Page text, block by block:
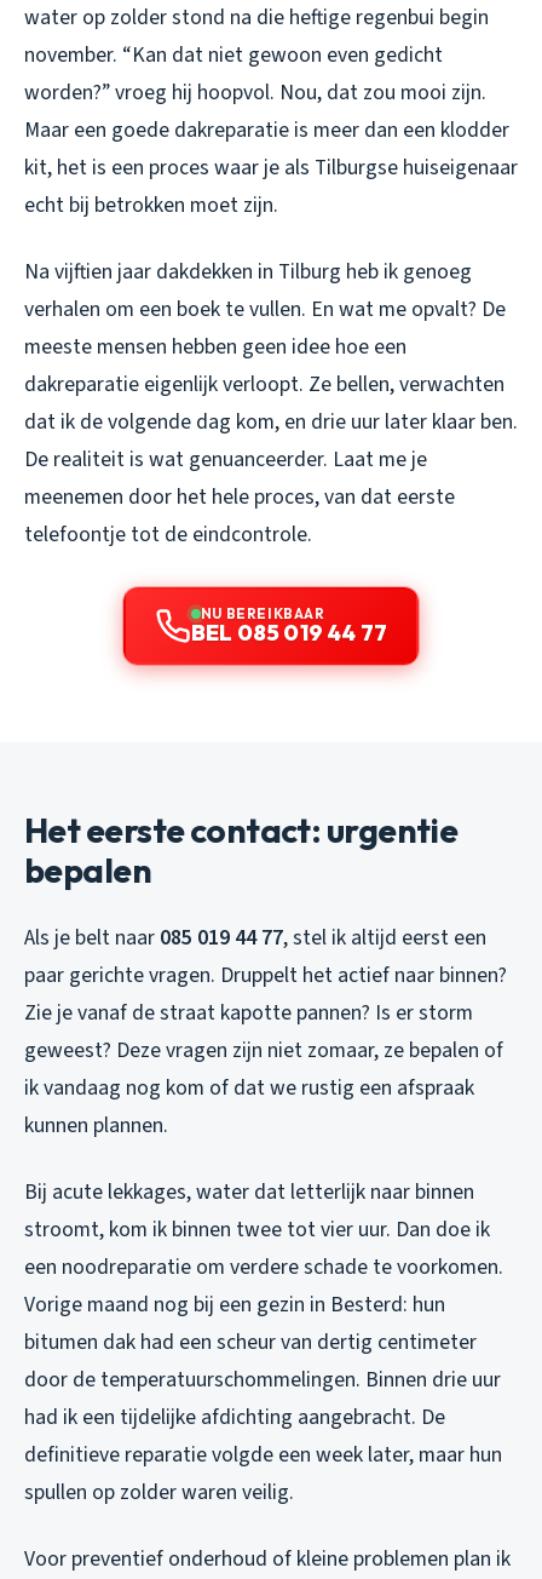
water op zolder stond na die heftige regenbui begin
november. “Kan dat niet gewoon even gedicht
worden?” vroeg hij hoopvol. Nou, dat zou mooi zijn.
Maar een goede dakreparatie is meer dan een klodder
kit, het is een proces waar je als Tilburgse huiseigenaar
echt bij betrokken moet zijn.
Na vijftien jaar dakdekken in Tilburg heb ik genoeg
verhalen om een boek te vullen. En wat me opvalt? De
meeste mensen hebben geen idee hoe een
dakreparatie eigenlijk verloopt. Ze bellen, verwachten
dat ik de volgende dag kom, en drie uur later klaar ben.
De realiteit is wat genuanceerder. Laat me je
meenemen door het hele proces, van dat eerste
telefoontje tot de eindcontrole.
NU BEREIKBAAR
BEL 085 019 44 77
Het eerste contact: urgentie
bepalen
Als je belt naar 085 019 44 77, stel ik altijd eerst een
paar gerichte vragen. Druppelt het actief naar binnen?
Zie je vanaf de straat kapotte pannen? Is er storm
geweest? Deze vragen zijn niet zomaar, ze bepalen of
ik vandaag nog kom of dat we rustig een afspraak
kunnen plannen.
Bij acute lekkages, water dat letterlijk naar binnen
stroomt, kom ik binnen twee tot vier uur. Dan doe ik
een noodreparatie om verdere schade te voorkomen.
Vorige maand nog bij een gezin in Besterd: hun
bitumen dak had een scheur van dertig centimeter
door de temperatuurschommelingen. Binnen drie uur
had ik een tijdelijke afdichting aangebracht. De
definitieve reparatie volgde een week later, maar hun
spullen op zolder waren veilig.
Voor preventief onderhoud of kleine problemen plan ik